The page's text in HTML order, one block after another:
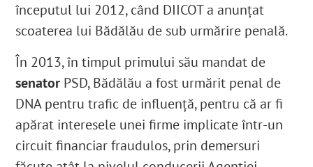
începutul lui 2012, când DIICOT a anunțat
scoaterea lui Bădălău de sub urmărire penală.
În 2013, în timpul primului său mandat de
senator PSD, Bădălău a fost urmărit penal de
DNA pentru trafic de influenţă, pentru că ar fi
apărat interesele unei firme implicate într-un
circuit financiar fraudulos, prin demersuri